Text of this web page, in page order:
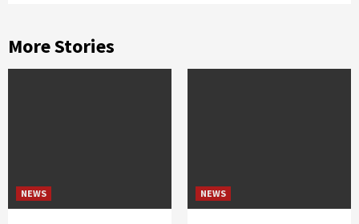
More Stories
NEWS NEWS